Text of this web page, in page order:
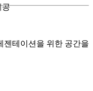
공
젠테이션을 위한 공간을